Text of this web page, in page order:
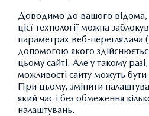
Доводимо до вашого відома,
цієї технології можна
параметрах веб-переглядача
допомогою якого
цьому сайті. Але у такому
можливості сайту можуть
При цьому, змінити
який час і без обмеження
налаштувань.